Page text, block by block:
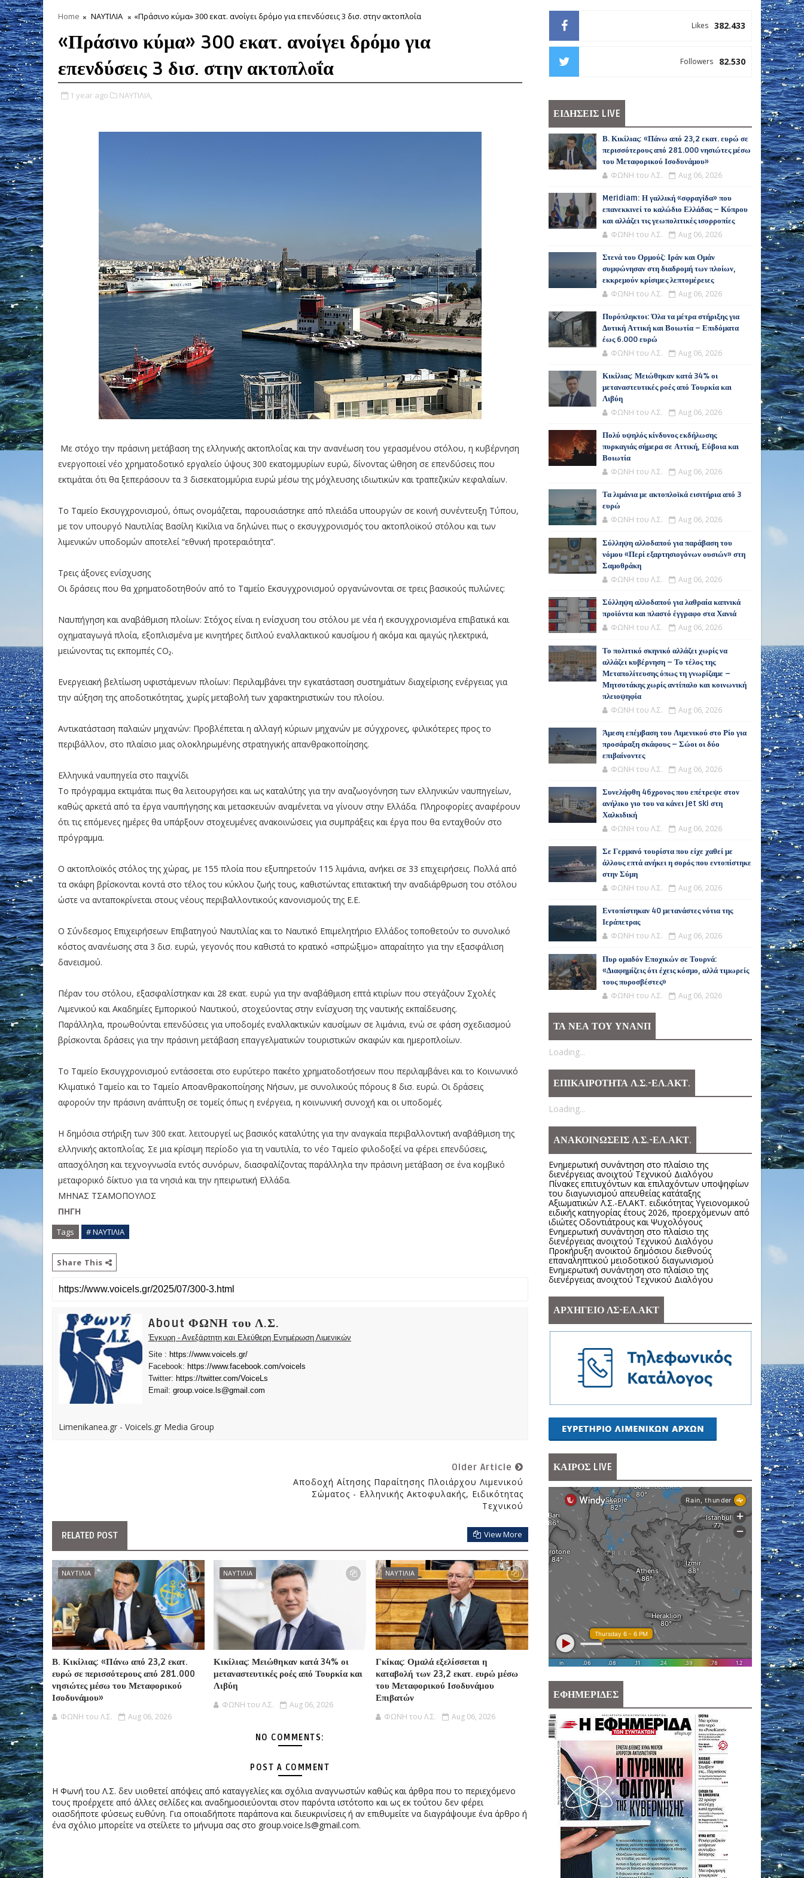
Home ΝΑΥΤΙΛΙΑ «Πράσινο κύμα» 300 εκατ. ανοίγει δρόμο για επενδύσεις 3 δισ. στην ακτοπλοΐα
«Πράσινο κύμα» 300 εκατ. ανοίγει δρόμο για
επενδύσεις 3 δισ. στην ακτοπλοΐα
1 year ago ΝΑΥΤΙΛΙΑ,
Με στόχο την πράσινη μετάβαση της ελληνικής ακτοπλοΐας και την ανανέωση του γερασμένου στόλου, η κυβέρνηση
ενεργοποιεί νέο χρηματοδοτικό εργαλείο ύψους 300 εκατομμυρίων ευρώ, δίνοντας ώθηση σε επενδύσεις που
εκτιμάται ότι θα ξεπεράσουν τα 3 δισεκατομμύρια ευρώ μέσω της μόχλευσης ιδιωτικών και τραπεζικών κεφαλαίων.
Το Ταμείο Εκσυγχρονισμού, όπως ονομάζεται, παρουσιάστηκε από πλειάδα υπουργών σε κοινή συνέντευξη Τύπου,
με τον υπουργό Ναυτιλίας Βασίλη Κικίλια να δηλώνει πως ο εκσυγχρονισμός του ακτοπλοϊκού στόλου και των
λιμενικών υποδομών αποτελεί “εθνική προτεραιότητα”.
Τρεις άξονες ενίσχυσης
Οι δράσεις που θα χρηματοδοτηθούν από το Ταμείο Εκσυγχρονισμού οργανώνονται σε τρεις βασικούς πυλώνες:
Ναυπήγηση και αναβάθμιση πλοίων: Στόχος είναι η ενίσχυση του στόλου με νέα ή εκσυγχρονισμένα επιβατικά και
οχηματαγωγά πλοία, εξοπλισμένα με κινητήρες διπλού εναλλακτικού καυσίμου ή ακόμα και αμιγώς ηλεκτρικά,
μειώνοντας τις εκπομπές CO₂.
Ενεργειακή βελτίωση υφιστάμενων πλοίων: Περιλαμβάνει την εγκατάσταση συστημάτων διαχείρισης ενέργειας για
την αύξηση της αποδοτικότητας, χωρίς μεταβολή των χαρακτηριστικών του πλοίου.
Αντικατάσταση παλαιών μηχανών: Προβλέπεται η αλλαγή κύριων μηχανών με σύγχρονες, φιλικότερες προς το
περιβάλλον, στο πλαίσιο μιας ολοκληρωμένης στρατηγικής απανθρακοποίησης.
Ελληνικά ναυπηγεία στο παιχνίδι
Το πρόγραμμα εκτιμάται πως θα λειτουργήσει και ως καταλύτης για την αναζωογόνηση των ελληνικών ναυπηγείων,
καθώς αρκετά από τα έργα ναυπήγησης και μετασκευών αναμένεται να γίνουν στην Ελλάδα. Πληροφορίες αναφέρουν
ότι τις επόμενες ημέρες θα υπάρξουν στοχευμένες ανακοινώσεις για συμπράξεις και έργα που θα ενταχθούν στο
πρόγραμμα.
Ο ακτοπλοϊκός στόλος της χώρας, με 155 πλοία που εξυπηρετούν 115 λιμάνια, ανήκει σε 33 επιχειρήσεις. Πολλά από
τα σκάφη βρίσκονται κοντά στο τέλος του κύκλου ζωής τους, καθιστώντας επιτακτική την αναδιάρθρωση του στόλου
ώστε να ανταποκρίνεται στους νέους περιβαλλοντικούς κανονισμούς της Ε.Ε.
Ο Σύνδεσμος Επιχειρήσεων Επιβατηγού Ναυτιλίας και το Ναυτικό Επιμελητήριο Ελλάδος τοποθετούν το συνολικό
κόστος ανανέωσης στα 3 δισ. ευρώ, γεγονός που καθιστά το κρατικό «σπρώξιμο» απαραίτητο για την εξασφάλιση
δανεισμού.
Πέραν του στόλου, εξασφαλίστηκαν και 28 εκατ. ευρώ για την αναβάθμιση επτά κτιρίων που στεγάζουν Σχολές
Λιμενικού και Ακαδημίες Εμπορικού Ναυτικού, στοχεύοντας στην ενίσχυση της ναυτικής εκπαίδευσης.
Παράλληλα, προωθούνται επενδύσεις για υποδομές εναλλακτικών καυσίμων σε λιμάνια, ενώ σε φάση σχεδιασμού
βρίσκονται δράσεις για την πράσινη μετάβαση επαγγελματικών τουριστικών σκαφών και ημεροπλοίων.
Το Ταμείο Εκσυγχρονισμού εντάσσεται στο ευρύτερο πακέτο χρηματοδοτήσεων που περιλαμβάνει και το Κοινωνικό
Κλιματικό Ταμείο και το Ταμείο Απoανθρακοποίησης Νήσων, με συνολικούς πόρους 8 δισ. ευρώ. Οι δράσεις
αφορούν την πράσινη ανάπτυξη σε τομείς όπως η ενέργεια, η κοινωνική συνοχή και οι υποδομές.
Η δημόσια στήριξη των 300 εκατ. λειτουργεί ως βασικός καταλύτης για την αναγκαία περιβαλλοντική αναβάθμιση της
ελληνικής ακτοπλοΐας. Σε μια κρίσιμη περίοδο για τη ναυτιλία, το νέο Ταμείο φιλοδοξεί να φέρει επενδύσεις,
απασχόληση και τεχνογνωσία εντός συνόρων, διασφαλίζοντας παράλληλα την πράσινη μετάβαση σε ένα κομβικό
μεταφορικό δίκτυο για τα νησιά και την ηπειρωτική Ελλάδα.
ΜΗΝΑΣ ΤΣΑΜΟΠΟΥΛΟΣ
ΠΗΓΗ
Tags # ΝΑΥΤΙΛΙΑ
Share This
About ΦΩΝΗ του Λ.Σ.
Έγκυρη - Ανεξάρτητη και Ελεύθερη Ενημέρωση Λιμενικών
Site : https://www.voicels.gr/
Facebook: https://www.facebook.com/voicels
Twitter: https://twitter.com/VoiceLs
Email: group.voice.ls@gmail.com
Limenikanea.gr - Voicels.gr Media Group
Older Article
Αποδοχή Αίτησης Παραίτησης Πλοιάρχου Λιμενικού
Σώματος - Ελληνικής Ακτοφυλακής, Ειδικότητας
Τεχνικού
RELATED POST View More
ΝΑΥΤΙΛΙΑ
Β. Κικίλιας: «Πάνω από 23,2 εκατ.
ευρώ σε περισσότερους από 281.000
νησιώτες μέσω του Μεταφορικού
Ισοδυνάμου»
ΦΩΝΗ του Λ.Σ. Aug 06, 2026
ΝΑΥΤΙΛΙΑ
Κικίλιας: Μειώθηκαν κατά 34% οι
μεταναστευτικές ροές από Τουρκία και
Λιβύη
ΦΩΝΗ του Λ.Σ. Aug 06, 2026
ΝΑΥΤΙΛΙΑ
Γκίκας: Ομαλά εξελίσσεται η
καταβολή των 23,2 εκατ. ευρώ μέσω
του Μεταφορικού Ισοδυνάμου
Επιβατών
ΦΩΝΗ του Λ.Σ. Aug 06, 2026
NO COMMENTS:
POST A COMMENT
Η Φωνή του Λ.Σ. δεν υιοθετεί απόψεις από καταγγελίες και σχόλια αναγνωστών καθώς και άρθρα που το περιεχόμενο
τους προέρχετε από άλλες σελίδες και αναδημοσιεύονται στον παρόντα ιστότοπο και ως εκ τούτου δεν φέρει
οιασδήποτε φύσεως ευθύνη. Για οποιαδήποτε παράπονα και διευκρινίσεις ή αν επιθυμείτε να διαγράψουμε ένα άρθρο ή
ένα σχόλιο μπορείτε να στείλετε το μήνυμα σας στο group.voice.ls@gmail.com.
382.433
Likes
82.530
Followers
ΕΙΔΗΣΕΙΣ LIVE
Β. Κικίλιας: «Πάνω από 23,2 εκατ. ευρώ σε
περισσότερους από 281.000 νησιώτες μέσω
του Μεταφορικού Ισοδυνάμου»
ΦΩΝΗ του Λ.Σ. Aug 06, 2026
Meridiam: Η γαλλική «σφραγίδα» που
επανεκκινεί το καλώδιο Ελλάδας – Κύπρου
και αλλάζει τις γεωπολιτικές ισορροπίες
ΦΩΝΗ του Λ.Σ. Aug 06, 2026
Στενά του Ορμούζ: Ιράν και Ομάν
συμφώνησαν στη διαδρομή των πλοίων,
εκκρεμούν κρίσιμες λεπτομέρειες
ΦΩΝΗ του Λ.Σ. Aug 06, 2026
Πυρόπληκτοι: Όλα τα μέτρα στήριξης για
Δυτική Αττική και Βοιωτία – Επιδόματα
έως 6.000 ευρώ
ΦΩΝΗ του Λ.Σ. Aug 06, 2026
Κικίλιας: Μειώθηκαν κατά 34% οι
μεταναστευτικές ροές από Τουρκία και
Λιβύη
ΦΩΝΗ του Λ.Σ. Aug 06, 2026
Πολύ υψηλός κίνδυνος εκδήλωσης
πυρκαγιάς σήμερα σε Αττική, Εύβοια και
Βοιωτία
ΦΩΝΗ του Λ.Σ. Aug 06, 2026
Τα λιμάνια με ακτοπλοϊκά εισιτήρια από 3
ευρώ
ΦΩΝΗ του Λ.Σ. Aug 06, 2026
Σύλληψη αλλοδαπού για παράβαση του
νόμου «Περί εξαρτησιογόνων ουσιών» στη
Σαμοθράκη
ΦΩΝΗ του Λ.Σ. Aug 06, 2026
Σύλληψη αλλοδαπού για λαθραία καπνικά
προϊόντα και πλαστό έγγραφο στα Χανιά
ΦΩΝΗ του Λ.Σ. Aug 06, 2026
Το πολιτικό σκηνικό αλλάζει χωρίς να
αλλάζει κυβέρνηση – Το τέλος της
Μεταπολίτευσης όπως τη γνωρίζαμε –
Μητσοτάκης χωρίς αντίπαλο και κοινωνική
πλειοψηφία
ΦΩΝΗ του Λ.Σ. Aug 06, 2026
Άμεση επέμβαση του Λιμενικού στο Ρίο για
προσάραξη σκάφους – Σώοι οι δύο
επιβαίνοντες
ΦΩΝΗ του Λ.Σ. Aug 06, 2026
Συνελήφθη 46χρονος που επέτρεψε στον
ανήλικο γιο του να κάνει jet ski στη
Χαλκιδική
ΦΩΝΗ του Λ.Σ. Aug 06, 2026
Σε Γερμανό τουρίστα που είχε χαθεί με
άλλους επτά ανήκει η σορός που εντοπίστηκε
στην Σύμη
ΦΩΝΗ του Λ.Σ. Aug 06, 2026
Εντοπίστηκαν 40 μετανάστες νότια της
Ιεράπετρας
ΦΩΝΗ του Λ.Σ. Aug 06, 2026
Πυρ ομαδόν Εποχικών σε Τουρνά:
«Διαφημίζεις ότι έχεις κόσμο, αλλά τιμωρείς
τους πυροσβέστες»
ΦΩΝΗ του Λ.Σ. Aug 06, 2026
ΤΑ ΝΕΑ ΤΟΥ ΥΝΑΝΠ
Loading...
ΕΠΙΚΑΙΡΟΤΗΤΑ Λ.Σ.-ΕΛ.ΑΚΤ.
Loading...
ΑΝΑΚΟΙΝΩΣΕΙΣ Λ.Σ.-ΕΛ.ΑΚΤ.
Ενημερωτική συνάντηση στο πλαίσιο της
διενέργειας ανοιχτού Τεχνικού Διαλόγου
Πίνακες επιτυχόντων και επιλαχόντων υποψηφίων
του διαγωνισμού απευθείας κατάταξης
Αξιωματικών Λ.Σ.-ΕΛ.ΑΚΤ. ειδικότητας Υγειονομικού
ειδικής κατηγορίας έτους 2026, προερχόμενων από
ιδιώτες Οδοντιάτρους και Ψυχολόγους
Ενημερωτική συνάντηση στο πλαίσιο της
διενέργειας ανοιχτού Τεχνικού Διαλόγου
Προκήρυξη ανοικτού δημόσιου διεθνούς
επαναληπτικού μειοδοτικού διαγωνισμού
Ενημερωτική συνάντηση στο πλαίσιο της
διενέργειας ανοιχτού Τεχνικού Διαλόγου
ΑΡΧΗΓΕΙΟ ΛΣ-ΕΛ.ΑΚΤ
ΚΑΙΡΟΣ LIVE
ΕΦΗΜΕΡΙΔΕΣ